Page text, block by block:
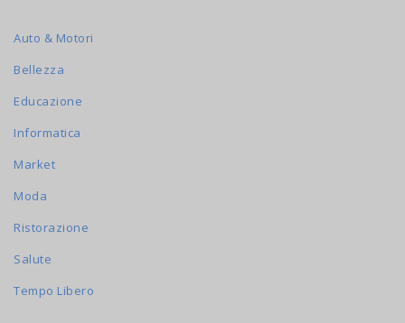
Auto & Motori
Bellezza
Educazione
Informatica
Market
Moda
Ristorazione
Salute
Tempo Libero